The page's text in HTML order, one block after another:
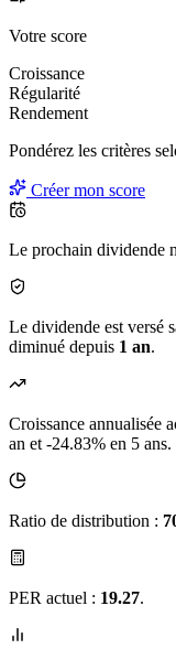
Votre score
Croissance
Régularité
Rendement
Pondérez les critères
Créer mon score
Le prochain dividende
Le dividende est versé
diminué depuis 1 an.
Croissance annualisée
an et -24.83% en 5 ans.
Ratio de distribution :
PER actuel : 19.27.